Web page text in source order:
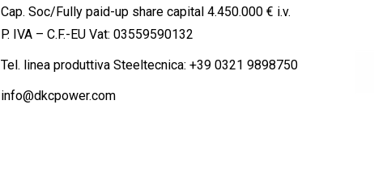
Cap. Soc/Fully paid-up share capital 4.450.000 € i.v.
P. IVA – C.F.-EU Vat: 03559590132
Tel. linea produttiva Steeltecnica: +39 0321 9898750
info@dkcpower.com